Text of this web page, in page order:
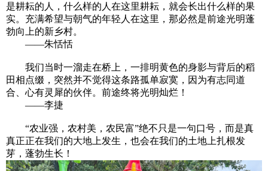
是耕耘的人，什么样的人在这里耕耘，就会长出什么样的果
实。充满希望与朝气的年轻人在这里，那必然是前途光明蓬
勃向上的新乡村。
——朱恬恬
我们当时一溜走在桥上，一排明黄色的身影与背后的稻
田相点缀，突然并不觉得这条路孤单寂寞，因为有志同道
合、心有灵犀的伙伴。前途终将光明灿烂！
——李捷
“农业强，农村美，农民富”绝不只是一句口号，而是真
真正正在我们的大地上发生，也会在我们的土地上扎根发
芽，蓬勃生长！